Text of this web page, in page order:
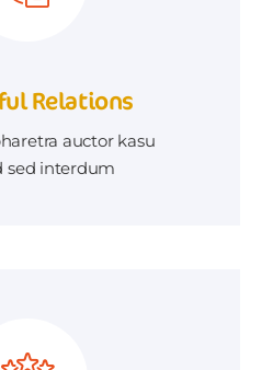
Relations
auctor kasu
sed interdum